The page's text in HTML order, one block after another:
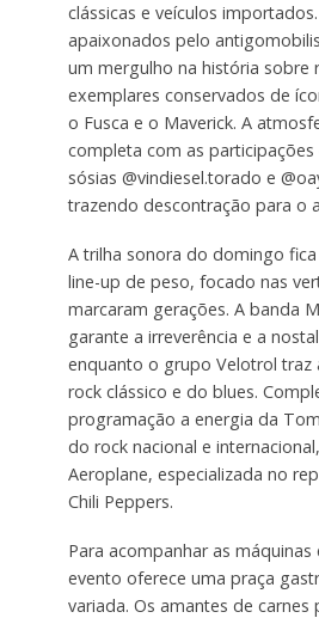
clássicas e veículos
apaixonados pelo
um mergulho na história sobre
exemplares conservados de
o Fusca e o Maverick. A
completa com as
sósias @vindiesel.torado e
trazendo descontração para o
A trilha sonora do domingo
line-up de peso, focado nas
marcaram gerações. A banda
garante a irreverência e a
enquanto o grupo Velotrol traz
rock clássico e do blues.
programação a energia da
do rock nacional e
Aeroplane, especializada no
Chili Peppers.
Para acompanhar as máquinas
evento oferece uma praça
variada. Os amantes de